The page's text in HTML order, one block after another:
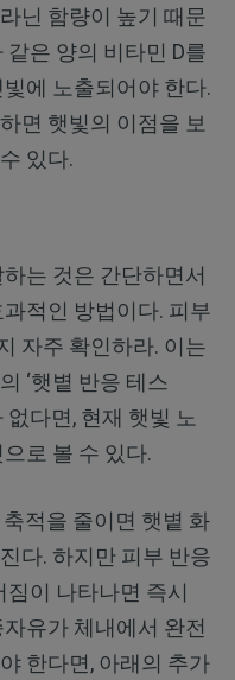
닌 함량이 높기 때문
은 양의 비타민 D를
에 노출되어야 한다.
면 햇빛의 이점을 보
있다.
는 것은 간단하면서
적인 방법이다. 피부
자주 확인하라. 이는
‘햇볕 반응 테스
없다면, 현재 햇빛 노
로 볼 수 있다.
적을 줄이면 햇볕 화
다. 하지만 피부 반응
짐이 나타나면 즉시
유가 체내에서 완전
한다면, 아래의 추가